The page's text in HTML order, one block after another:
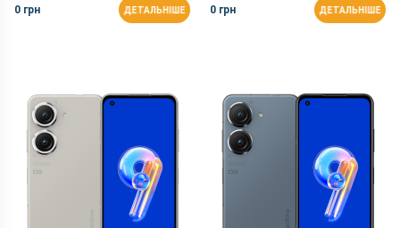
0 грн ДЕТАЛЬНІШЕ 0 грн ДЕТАЛЬНІШЕ